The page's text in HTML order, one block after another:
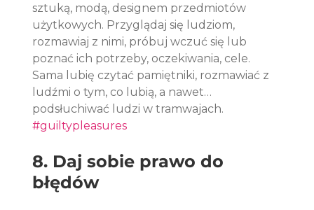
sztuką, modą, designem przedmiotów
użytkowych. Przyglądaj się ludziom,
rozmawiaj z nimi, próbuj wczuć się lub
poznać ich potrzeby, oczekiwania, cele.
Sama lubię czytać pamiętniki, rozmawiać z
ludźmi o tym, co lubią, a nawet…
podsłuchiwać ludzi w tramwajach.
#guiltypleasures
8. Daj sobie prawo do
błędów